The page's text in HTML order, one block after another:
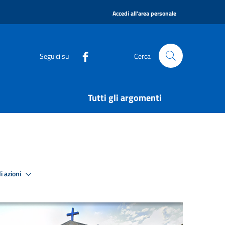
Accedi all'area personale
Seguici su Cerca
Tutti gli argomenti
azioni